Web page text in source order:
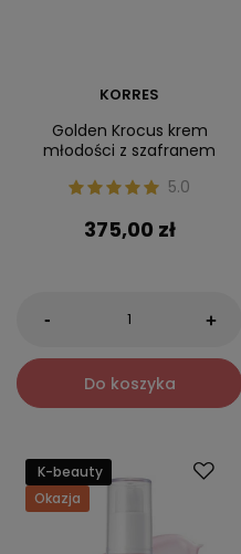
KORRES
Golden Krocus krem
młodości z szafranem
5.0
375,00 zł
- +
Do koszyka
K-beauty
Okazja